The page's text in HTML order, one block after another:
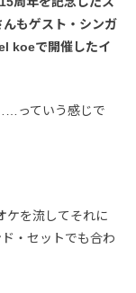
もゲスト・シンガ
koeで開催したイ
っていう感じで
ケを流してそれに
・セットでも合わ